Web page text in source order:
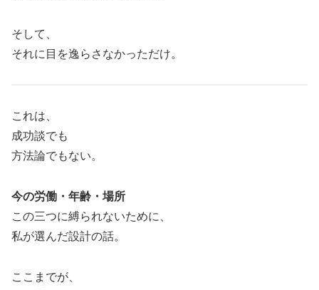
そして、
それに目を逸らさなかっただけ。
これは、
成功談でも
方法論でもない。
今の労働・年齢・場所
この三つに縛られないために、
私が選んだ設計の話。
ここまでが、